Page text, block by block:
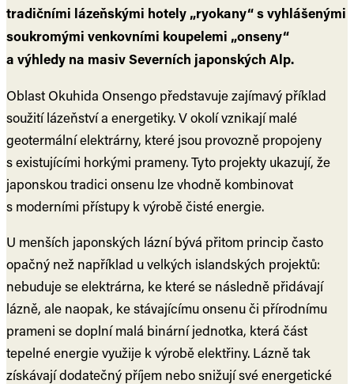
tradičními lázeňskými hotely „ryokany“ s vyhlášenými
soukromými venkovními koupelemi „onseny“
a výhledy na masiv Severních japonských Alp.
Oblast Okuhida Onsengo představuje zajímavý příklad
soužití lázeňství a energetiky. V okolí vznikají malé
geotermální elektrárny, které jsou provozně propojeny
s existujícími horkými prameny. Tyto projekty ukazují, že
japonskou tradici onsenu lze vhodně kombinovat
s moderními přístupy k výrobě čisté energie.
U menších japonských lázní bývá přitom princip často
opačný než například u velkých islandských projektů:
nebuduje se elektrárna, ke které se následně přidávají
lázně, ale naopak, ke stávajícímu onsenu či přírodnímu
prameni se doplní malá binární jednotka, která část
tepelné energie využije k výrobě elektřiny. Lázně tak
získávají dodatečný příjem nebo snižují své energetické